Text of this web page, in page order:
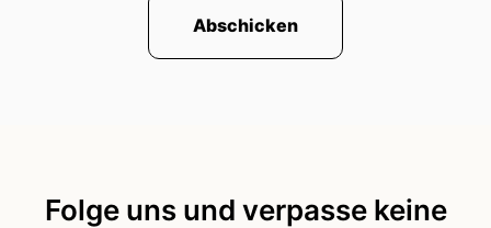
Abschicken
Folge uns und verpasse keine